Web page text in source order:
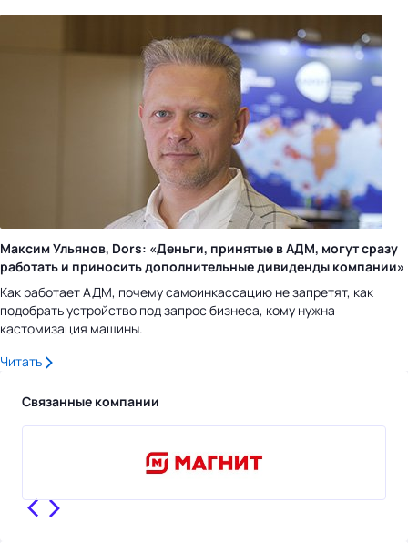
Максим Ульянов, Dors: «Деньги, принятые в АДМ, могут сразу
работать и приносить дополнительные дивиденды компании»
Как работает АДМ, почему самоинкассацию не запретят, как
подобрать устройство под запрос бизнеса, кому нужна
кастомизация машины.
Читать
Связанные компании